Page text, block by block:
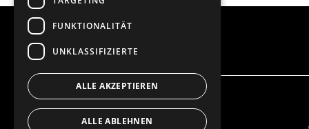
FUNKTIONALITÄT
UNKLASSIFIZIERTE
ALLE AKZEPTIEREN
ALLE ABLEHNEN